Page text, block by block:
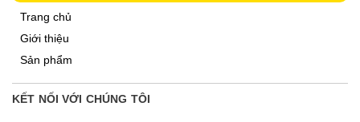
Trang chủ
Giới thiệu
Sản phẩm
KẾT NỐI VỚI CHÚNG TÔI